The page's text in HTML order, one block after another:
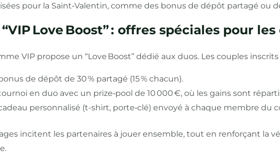
pour la Saint‑Valentin, comme des bonus de dépôt partagé ou
“VIP Love Boost” : offres spéciales pour
VIP propose un “Love Boost” dédié aux duos. Les couples
de dépôt de 30 % partagé (15 % chacun).
en duo avec un prize‑pool de 10 000 €, où les gains sont
personnalisé (t-shirt, porte‑clé) envoyé à chaque membre du
incitent les partenaires à jouer ensemble, tout en renforçant la